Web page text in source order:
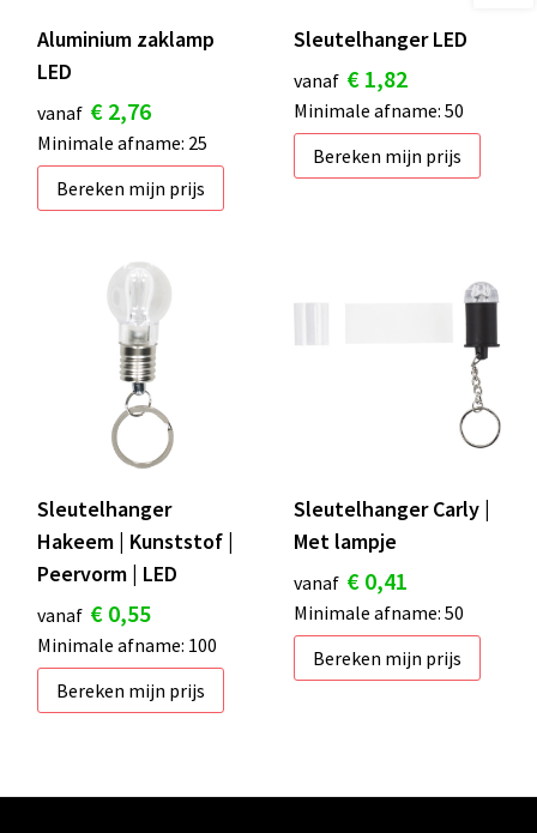
Aluminium zaklamp
LED
vanaf € 2,76
Minimale afname: 25
Bereken mijn prijs
Sleutelhanger LED
vanaf € 1,82
Minimale afname: 50
Bereken mijn prijs
Sleutelhanger
Hakeem | Kunststof |
Peervorm | LED
vanaf € 0,55
Minimale afname: 100
Bereken mijn prijs
Sleutelhanger Carly |
Met lampje
vanaf € 0,41
Minimale afname: 50
Bereken mijn prijs